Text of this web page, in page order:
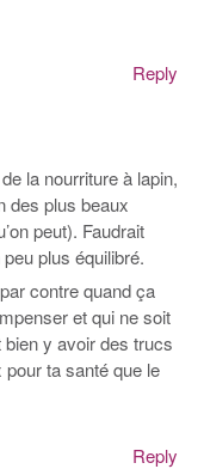
Reply
la nourriture à lapin,
des plus beaux
peut). Faudrait
plus équilibré.
contre quand ça
et qui ne soit
y avoir des trucs
ta santé que le
Reply